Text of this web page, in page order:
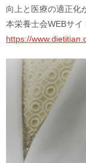
向上と医療の適正化
本栄養士会WEBサイ
https://